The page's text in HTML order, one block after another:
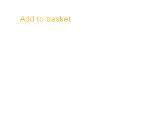
Add to basket